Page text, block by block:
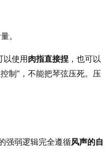
。
以使用肉指直接捏 ，也可以
制”，不能把琴弦压死。压
强弱逻辑完全遵循风声的自